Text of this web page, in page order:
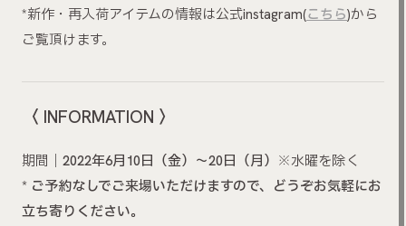
*新作・再入荷アイテムの情報は公式instagram(こちら)から
ご覧頂けます。
〈 INFORMATION 〉
期間｜ 2022年6月10日（金）～20日（月） ※水曜を除く
* ご予約なしでご来場いただけますので、どうぞお気軽にお
立ち寄りください。